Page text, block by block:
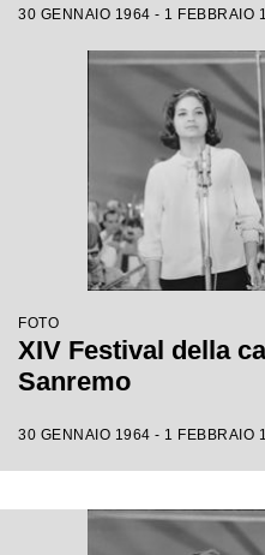
30 GENNAIO 1964 - 1 FEBBRAIO
FOTO
XIV Festival della
Sanremo
30 GENNAIO 1964 - 1 FEBBRAIO